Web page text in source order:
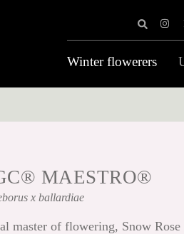
Winter flowerers
MAESTRO®
x ballardiae
master of flowering, Snow Rose